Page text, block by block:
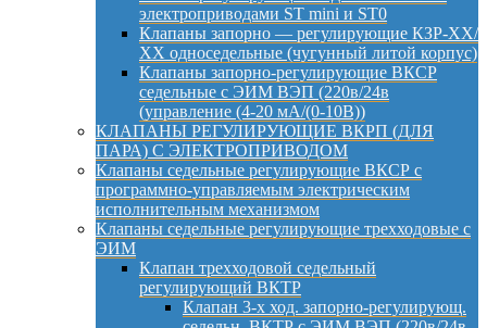
электроприводами ST mini и ST0
Клапаны запорно — регулирующие КЗР-ХХ/
ХХ односедельные (чугунный литой корпус)
Клапаны запорно-регулирующие ВКСР
седельные с ЭИМ ВЭП (220в/24в
(управление (4-20 мА/(0-10В))
КЛАПАНЫ РЕГУЛИРУЮЩИЕ ВКРП (ДЛЯ
ПАРА) С ЭЛЕКТРОПРИВОДОМ
Клапаны седельные регулирующие ВКСР с
программно-управляемым электрическим
исполнительным механизмом
Клапаны седельные регулирующие трехходовые с
ЭИМ
Клапан трехходовой седельный
регулирующий ВКТР
Клапан 3-х ход. запорно-регулирующ.